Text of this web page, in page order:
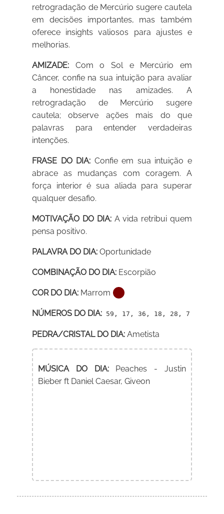
retrogradação de Mercúrio sugere cautela
em decisões importantes, mas também
oferece insights valiosos para ajustes e
melhorias.
AMIZADE: Com o Sol e Mercúrio em
Câncer, confie na sua intuição para avaliar
a honestidade nas amizades. A
retrogradação de Mercúrio sugere
cautela; observe ações mais do que
palavras para entender verdadeiras
intenções.
FRASE DO DIA: Confie em sua intuição e
abrace as mudanças com coragem. A
força interior é sua aliada para superar
qualquer desafio.
MOTIVAÇÃO DO DIA:A vida retribui quem
pensa positivo.
PALAVRA DO DIA: Oportunidade
COMBINAÇÃO DO DIA: Escorpião
COR DO DIA: Marrom
NÚMEROS DO DIA: 59, 17, 36, 18, 28, 7
PEDRA/CRISTAL DO DIA: Ametista
MÚSICA DO DIA:Peaches - Justin
Bieber ft Daniel Caesar, Giveon